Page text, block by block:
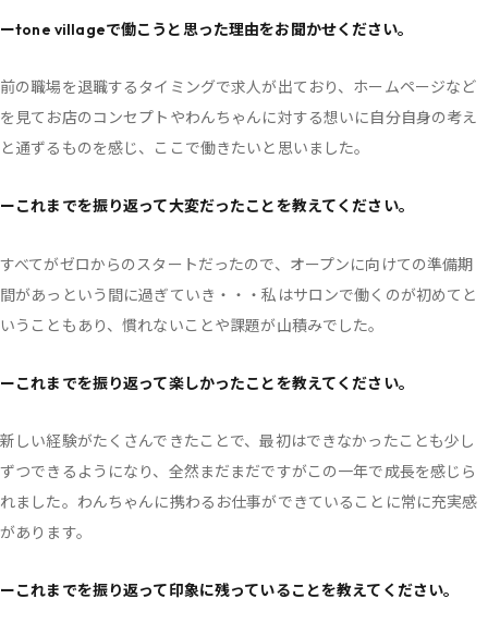
ーtone villageで働こうと思った理由をお聞かせください。
前の職場を退職するタイミングで求人が出ており、ホームページなど
を見てお店のコンセプトやわんちゃんに対する想いに自分自身の考え
と通ずるものを感じ、ここで働きたいと思いました。
ーこれまでを振り返って大変だったことを教えてください。
すべてがゼロからのスタートだったので、オープンに向けての準備期
間があっという間に過ぎていき・・・私はサロンで働くのが初めてと
いうこともあり、慣れないことや課題が山積みでした。
ーこれまでを振り返って楽しかったことを教えてください。
新しい経験がたくさんできたことで、最初はできなかったことも少し
ずつできるようになり、全然まだまだですがこの一年で成長を感じら
れました。わんちゃんに携わるお仕事ができていることに常に充実感
があります。
ーこれまでを振り返って印象に残っていることを教えてください。